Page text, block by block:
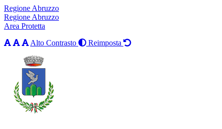
Regione Abruzzo
Regione Abruzzo
Area Protetta
Alto Contrasto
Reimposta